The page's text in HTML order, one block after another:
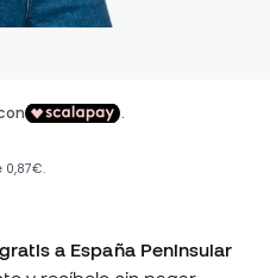
a España Peninsular